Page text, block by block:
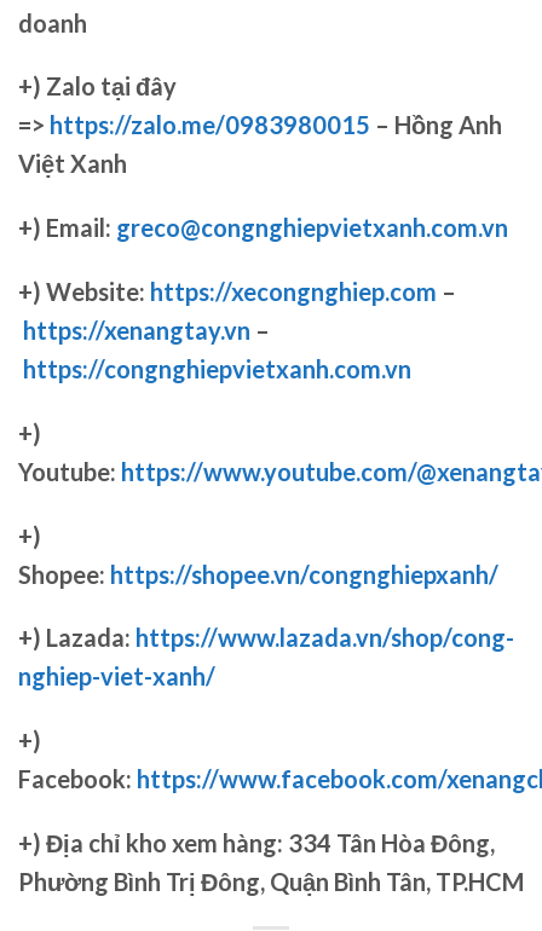
doanh
+) Zalo tại đây
=> https://zalo.me/0983980015 – Hồng Anh
Việt Xanh
+) Email: greco@congnghiepvietxanh.com.vn
+) Website: https://xecongnghiep.com –
https://xenangtay.vn –
https://congnghiepvietxanh.com.vn
+)
Youtube: https://www.youtube.com/
+)
Shopee: https://shopee.vn/congnghiepxanh/
+) Lazada: https://www.lazada.vn/shop/cong-
nghiep-viet-xanh/
+)
Facebook: https://www.facebook.com/
+) Địa chỉ kho xem hàng: 334 Tân Hòa Đông,
Phường Bình Trị Đông, Quận Bình Tân, TP.HCM